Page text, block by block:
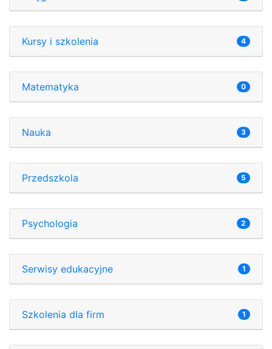
Kursy i szkolenia 4
Matematyka 0
Nauka 3
Przedszkola 5
Psychologia 2
Serwisy edukacyjne 1
Szkolenia dla firm 1